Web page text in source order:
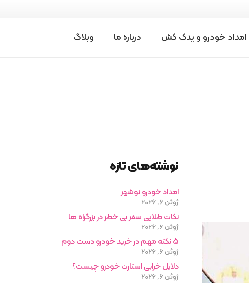
امداد خودرو و یدک کش درباره ما وبلاگ
درخواست امداد
خودرو
نوشته‌های تازه
امداد خودرو نوشهر
ژوئن 6, 2026
نکات طلایی سفر بی خطر در بزرگراه ها
ژوئن 6, 2026
5 نکته مهم در خرید خودرو دست دوم
ژوئن 6, 2026
دلایل خرابی استارت خودرو چیست؟
ژوئن 6, 2026